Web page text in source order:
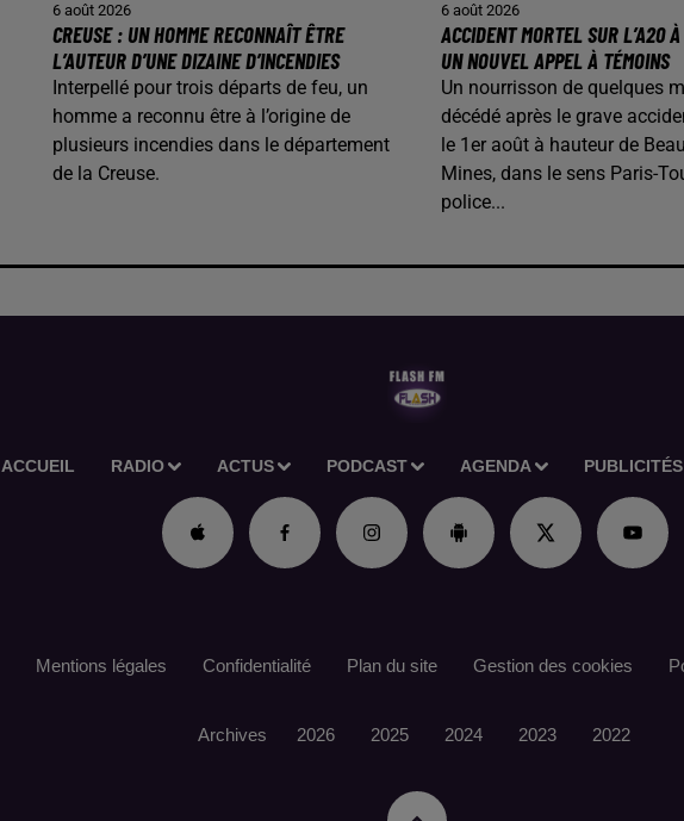
6 août 2026
CREUSE : UN HOMME RECONNAÎT ÊTRE
L’AUTEUR D’UNE DIZAINE D’INCENDIES
Interpellé pour trois départs de feu, un
homme a reconnu être à l’origine de
plusieurs incendies dans le département
de la Creuse.
6 août 2026
ACCIDENT MORTEL SUR L’A20
UN NOUVEL APPEL À TÉMOINS
Un nourrisson de quelques
décédé après le grave
le 1er août à hauteur de
Mines, dans le sens Paris-
police...
ACCUEIL RADIO ACTUS PODCAST AGENDA PUBLICITÉS
Mentions légales Confidentialité Plan du site Gestion des cookies
Archives 2026 2025 2024 2023 2022